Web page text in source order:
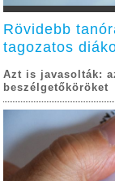
Rövidebb
tagozatos
Azt is javasolták:
beszélgetőköröket